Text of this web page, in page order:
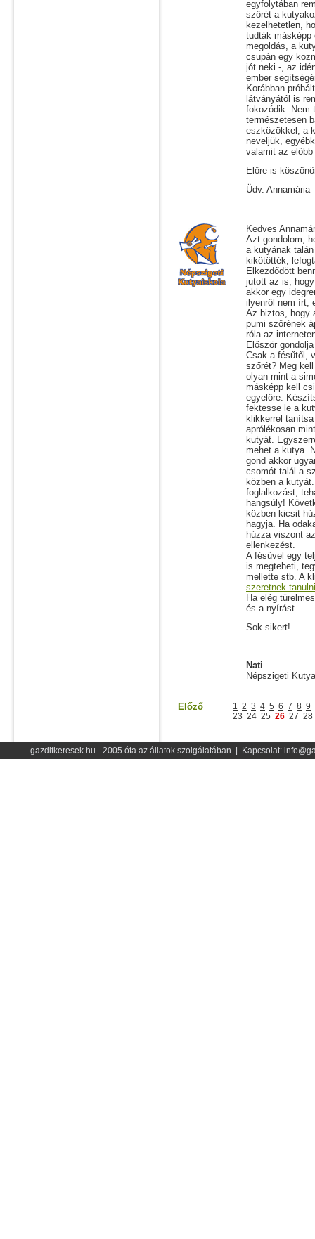
egyfolytában
szőrét a
kezelhetetlen,
tudták másképp
megoldás, a
csupán egy
jót neki -, az
ember
Korábban
látványától is
fokozódik. Nem
természetesen
eszközökkel, a
neveljük,
valamit az
Előre is
Üdv. Annamária
Kedves
Azt gondolom,
a kutyának
kikötötték,
Elkezdődött
jutott az is,
akkor egy
ilyenről nem írt,
Az biztos, hogy
pumi szőrének
róla az
Először
Csak a fésűtől,
szőrét? Meg
olyan mint a
másképp kell
egyelőre.
fektesse le a
klikkerrel
aprólékosan
kutyát.
mehet a kutya.
gond akkor
csomót talál a
közben a
foglalkozást,
hangsúly!
közben kicsit
hagyja. Ha
húzza viszont
ellenkezést.
A fésűvel egy
is megteheti,
mellette stb. A
szeretnek tanulni
Ha elég
és a nyírást.
Sok sikert!
Nati
Népszigeti
Előző 1 2 3 4 5 6 7 8 9
23 24 25 26 27 28
gazditkeresek.hu - 2005 óta az állatok szolgálatában | Kapcsolat: